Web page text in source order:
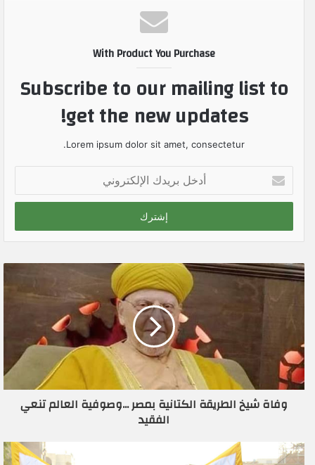
With Product You Purchase
Subscribe to our mailing list to
get the new updates!
Lorem ipsum dolor sit amet, consectetur.
خ
ب
ي
د
ا
ل
ك
ت
وفاة شيخ الطريقة الكتانية بمصر ...وصوفية العالم تنعي
الفقيد